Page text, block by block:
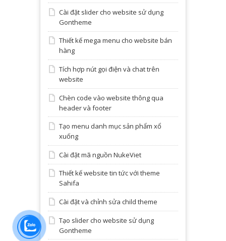
Cài đặt slider cho website sử dụng
Gontheme
Thiết kế mega menu cho website bán
hàng
Tích hợp nút gọi điện và chat trên
website
Chèn code vào website thông qua
header và footer
Tạo menu danh mục sản phẩm xổ
xuống
Cài đặt mã nguồn NukeViet
Thiết kế website tin tức với theme
Sahifa
Cài đặt và chỉnh sửa child theme
Tạo slider cho website sử dụng
Gontheme